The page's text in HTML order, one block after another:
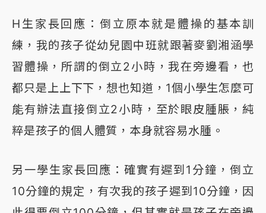
H生家長回應：倒立原本就是體操的基本訓
練，我的孩子從幼兒園中班就跟著麥劉湘涵學
習體操，所謂的倒立2小時，我在旁邊看，也
都只是上上下下，想也知道，1個小學生怎麼可
能有辦法直接倒立2小時，至於眼皮腫脹，純
粹是孩子的個人體質，本身就容易水腫。
另一學生家長回應：確實有遲到1分鐘，倒立
10分鐘的規定，有次我的孩子遲到10分鐘，因